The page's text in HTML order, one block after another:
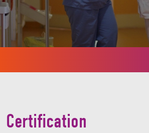
Certification